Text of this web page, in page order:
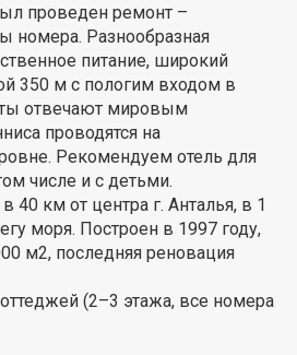
проведен ремонт –
номера. Разнообразная
питание, широкий
350 м с пологим входом в
отвечают мировым
проводятся на
Рекомендуем отель для
числе и с детьми.
40 км от центра г. Анталья, в 1
моря. Построен в 1997 году,
м2, последняя реновация
(2–3 этажа, все номера